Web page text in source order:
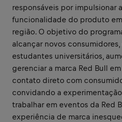
responsáveis por impulsionar
funcionalidade do produto
região. O objetivo do
alcançar novos consumidores,
estudantes universitários,
gerenciar a marca Red Bull
contato direto com
convidando a
trabalhar em eventos da Red
experiência de marca